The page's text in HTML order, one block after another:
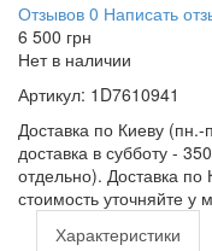
Отзывов 0 Написать
6 500 грн
Нет в наличии
Артикул: 1D7610941
Доставка по Киеву
доставка в субботу -
отдельно). Доставка по
стоимость уточняйте у
Характеристики